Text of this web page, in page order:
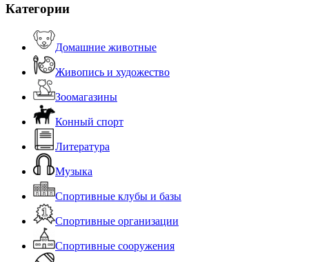
Категории
Домашние животные
Живопись и художество
Зоомагазины
Конный спорт
Литература
Музыка
Спортивные клубы и базы
Спортивные организации
Спортивные сооружения